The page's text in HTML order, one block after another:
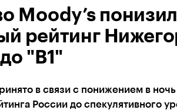
Moody’s
рейтинг
"B1"
в связи с понижением в ночь
России до спекулятивного